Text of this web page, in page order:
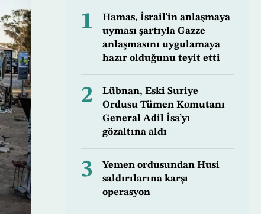
1
Hamas, İsrail'in anlaşmaya
uyması şartıyla Gazze
anlaşmasını uygulamaya
hazır olduğunu teyit etti
2
Lübnan, Eski Suriye
Ordusu Tümen Komutanı
General Adil İsa’yı
gözaltına aldı
3
Yemen ordusundan Husi
saldırılarına karşı
operasyon